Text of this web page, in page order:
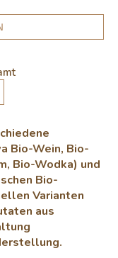
Bio-Wein, Bio-
Bio-Wodka) und
Bio-
Varianten
aus